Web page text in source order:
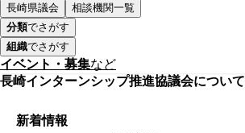
長崎県議会
相談機関一覧
分類でさがす
組織でさがす
イベント・募集など
長崎インターンシップ推進協議会について
新着情報